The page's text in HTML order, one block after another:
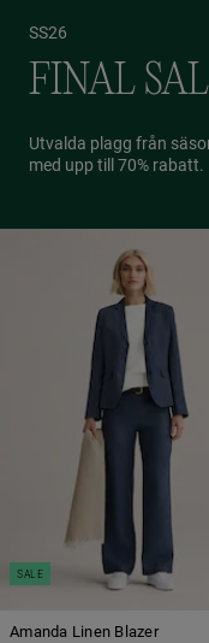
SS26
FINAL
Utvalda plagg från
med upp till 70% rabatt.
Amanda Linen Blazer
SALE